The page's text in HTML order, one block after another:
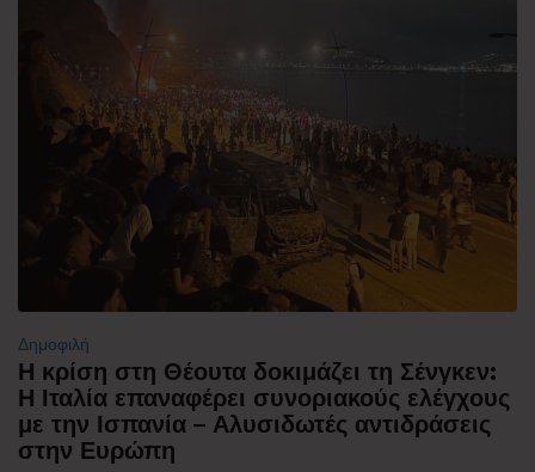
Δημοφιλή
Η κρίση στη Θέουτα δοκιμάζει τη Σένγκεν:
Η Ιταλία επαναφέρει συνοριακούς ελέγχους
με την Ισπανία – Αλυσιδωτές αντιδράσεις
στην Ευρώπη